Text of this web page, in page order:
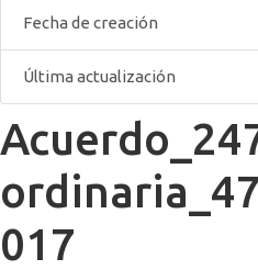
Fecha de creación
Última actualización
017